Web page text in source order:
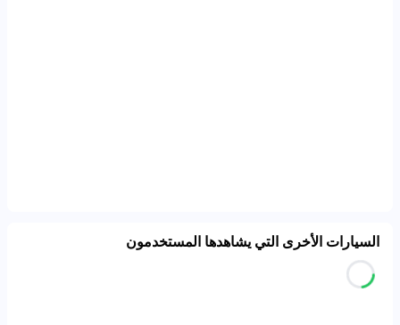
السيارات الأخرى التي يشاهدها المستخدمون